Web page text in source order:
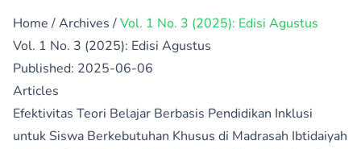
Home /Archives /Vol. 1 No. 3 (2025): Edisi Agustus
Vol. 1 No. 3 (2025): Edisi Agustus
Published: 2025-06-06
Articles
Efektivitas Teori Belajar Berbasis Pendidikan Inklusi
untuk Siswa Berkebutuhan Khusus di Madrasah Ibtidaiyah